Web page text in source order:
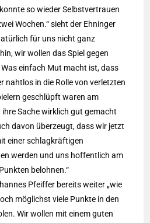
so wieder Selbstvertrauen
Wochen.“ sieht der Ehninger
für uns nicht ganz
wir wollen das Spiel gegen
einfach Mut macht ist, dass
nahtlos in die Rolle von verletzten
geschlüpft waren am
ihre Sache wirklich gut gemacht
davon überzeugt, dass wir jetzt
einer schlagkräftigen
werden und uns hoffentlich am
belohnen.“
Pfeiffer bereits weiter „wie
möglichst viele Punkte in den
Wir wollen mit einem guten